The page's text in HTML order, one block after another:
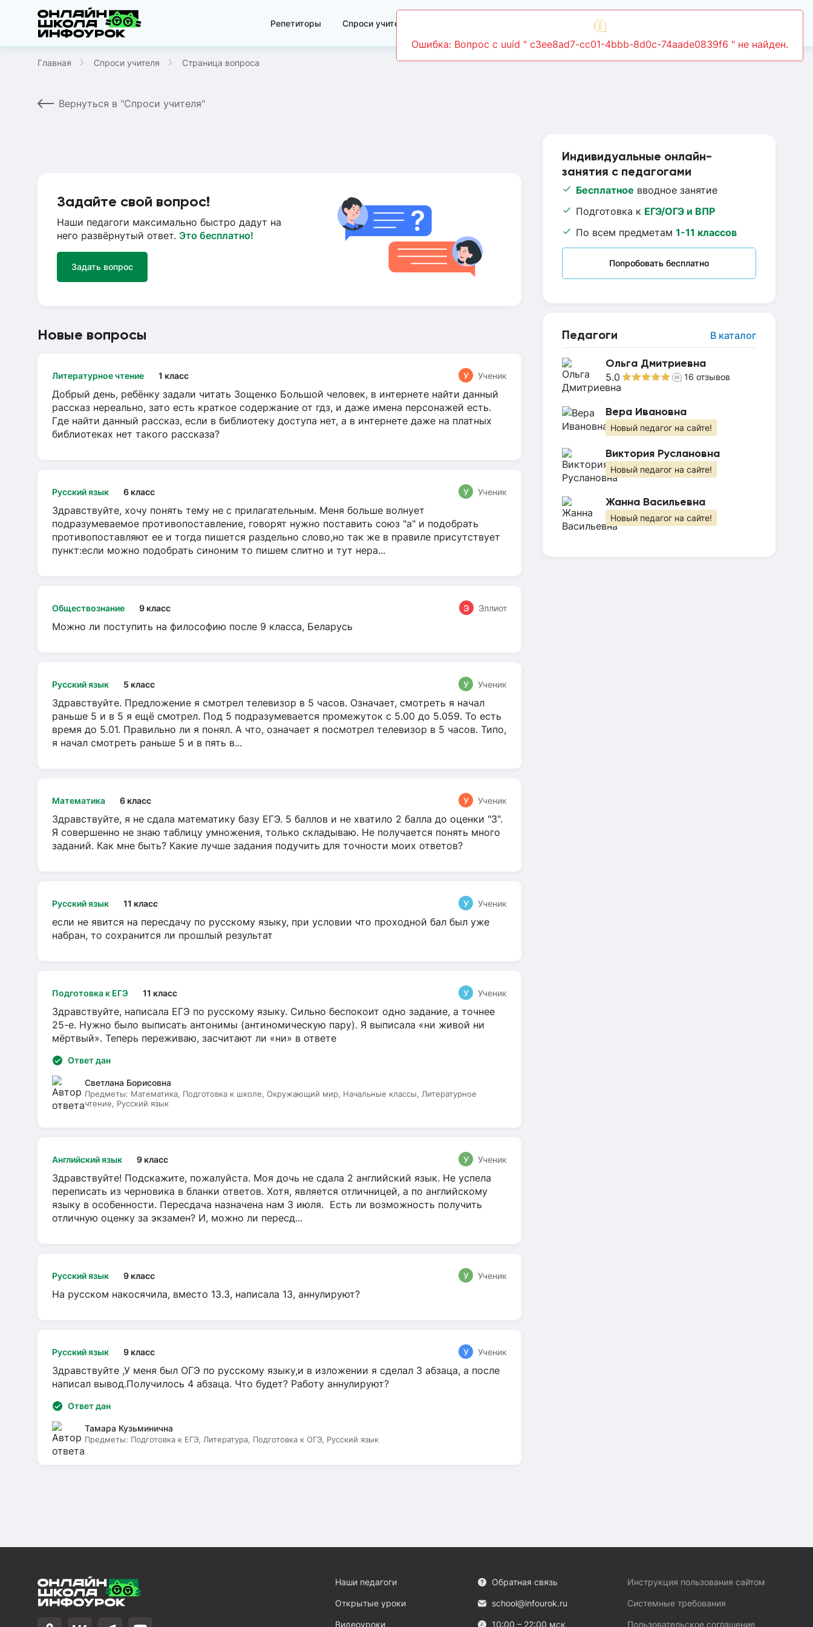
Репетиторы Спроси учителя
Главная Спроси учителя Страница вопроса
Вернуться в "Спроси учителя"
Индивидуальные онлайн-
занятия с педагогами
Бесплатное вводное занятие
Подготовка к ЕГЭ/ОГЭ и ВПР
По всем предметам 1-11 классов
Попробовать бесплатно
Педагоги В каталог
Ольга Дмитриевна
5.0 16 отзывов
Вера Ивановна
Новый педагог на сайте!
Виктория Руслановна
Новый педагог на сайте!
Жанна Васильевна
Новый педагог на сайте!
Задайте свой вопрос!
Наши педагоги максимально быстро дадут на
него развёрнутый ответ. Это бесплатно!
Задать вопрос
Новые вопросы
Литературное чтение 1 класс У Ученик
Добрый день, ребёнку задали читать Зощенко Большой человек, в интернете найти данный
рассказ нереально, зато есть краткое содержание от гдз, и даже имена персонажей есть.
Где найти данный рассказ, если в библиотеку доступа нет, а в интернете даже на платных
библиотеках нет такого рассказа?
Русский язык 6 класс У Ученик
Здравствуйте, хочу понять тему не с прилагательным. Меня больше волнует
подразумеваемое противопоставление, говорят нужно поставить союз "а" и подобрать
противопоставляют ее и тогда пишется раздельно слово,но так же в правиле присутствует
пункт:если можно подобрать синоним то пишем слитно и тут нера...
Обществознание 9 класс Э Эллиот
Можно ли поступить на философию после 9 класса, Беларусь
Русский язык 5 класс У Ученик
Здравствуйте. Предложение я смотрел телевизор в 5 часов. Означает, смотреть я начал
раньше 5 и в 5 я ещё смотрел. Под 5 подразумевается промежуток с 5.00 до 5.059. То есть
время до 5.01. Правильно ли я понял. А что, означает я посмотрел телевизор в 5 часов. Типо,
я начал смотреть раньше 5 и в пять в...
Математика 6 класс У Ученик
Здравствуйте, я не сдала математику базу ЕГЭ. 5 баллов и не хватило 2 балла до оценки "3".
Я совершенно не знаю таблицу умножения, только складываю. Не получается понять много
заданий. Как мне быть? Какие лучше задания подучить для точности моих ответов?
Русский язык 11 класс У Ученик
если не явится на пересдачу по русскому языку, при условии что проходной бал был уже
набран, то сохранится ли прошлый результат
Подготовка к ЕГЭ 11 класс У Ученик
Здравствуйте, написала ЕГЭ по русскому языку. Сильно беспокоит одно задание, а точнее
25-е. Нужно было выписать антонимы (антиномическую пару). Я выписала «ни живой ни
мёртвый». Теперь переживаю, засчитают ли «ни» в ответе
Ответ дан
Светлана Борисовна
Предметы: Математика, Подготовка к школе, Окружающий мир, Начальные классы, Литературное
чтение, Русский язык
Английский язык 9 класс У Ученик
Здравствуйте! Подскажите, пожалуйста. Моя дочь не сдала 2 английский язык. Не успела
переписать из черновика в бланки ответов. Хотя, является отличницей, а по английскому
языку в особенности. Пересдача назначена нам 3 июля. Есть ли возможность получить
отличную оценку за экзамен? И, можно ли пересд...
Русский язык 9 класс У Ученик
На русском накосячила, вместо 13.3, написала 13, аннулируют?
Русский язык 9 класс У Ученик
Здравствуйте ,У меня был ОГЭ по русскому языку,и в изложении я сделал 3 абзаца, а после
написал вывод.Получилось 4 абзаца. Что будет? Работу аннулируют?
Ответ дан
Тамара Кузьминична
Предметы: Подготовка к ЕГЭ, Литература, Подготовка к ОГЭ, Русский язык
Наши педагоги
Открытые уроки
Видеоуроки
Обратная связь
school@infourok.ru
10:00 – 22:00 мск
Инструкция пользования сайтом
Системные требования
Пользовательское соглашение